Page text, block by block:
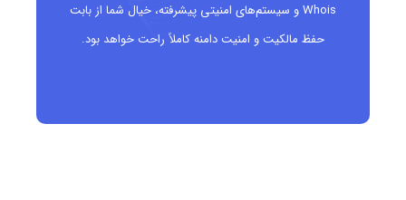
Whois و سیستم‌های امنیتی پیشرفته، خیال شما از بابت
حفظ مالکیت و امنیت دامنه کاملاً راحت خواهد بود.